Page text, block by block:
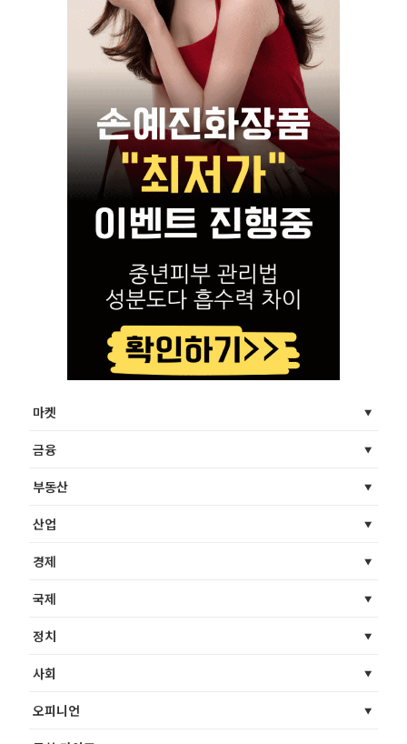
마켓
금융
부동산
산업
경제
국제
정치
사회
오피니언